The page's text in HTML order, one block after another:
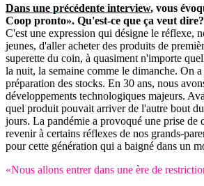
Dans une précédente interview, vous
Coop pronto». Qu'est-ce que ça veut dire?
C'est une expression qui désigne le réflexe,
jeunes, d'aller acheter des produits de
superette du coin, à quasiment n'importe
la nuit, la semaine comme le dimanche. On
préparation des stocks. En 30 ans, nous
développements technologiques majeurs.
quel produit pouvait arriver de l'autre bout
jours. La pandémie a provoqué une prise de
revenir à certains réflexes de nos grands-
pour cette génération qui a baigné dans un
«Nous allons entrer dans une ère de